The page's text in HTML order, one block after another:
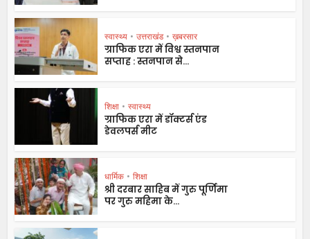
स्वास्थ्य • उत्तराखंड • ख़बरसार
ग्राफिक एरा में विश्व स्तनपान
सप्ताह : स्तनपान से...
शिक्षा • स्वास्थ्य
ग्राफिक एरा में डॉक्टर्स एंड
डेवलपर्स मीट
धार्मिक • शिक्षा
श्री दरबार साहिब में गुरु पूर्णिमा
पर गुरु महिमा के...